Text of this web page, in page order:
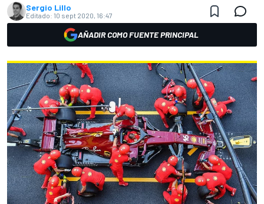
Sergio Lillo
Editado: 10 sept 2020, 16:47
AÑADIR COMO FUENTE PRINCIPAL